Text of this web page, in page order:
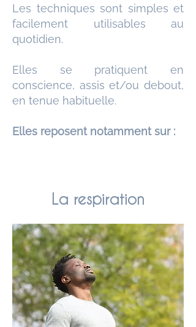
Les techniques sont simples et
facilement utilisables au
quotidien.
Elles se pratiquent en
conscience, assis et/ou debout,
en tenue habituelle.
Elles reposent notamment sur :
La respiration